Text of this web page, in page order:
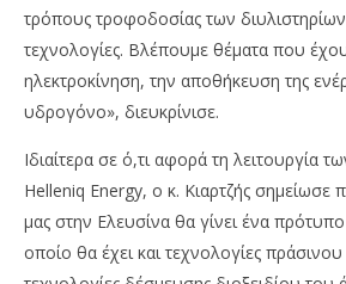
τρόπους τροφοδοσίας των
τεχνολογίες. Βλέπουμε θέματα που
ηλεκτροκίνηση, την αποθήκευση της
υδρογόνο», διευκρίνισε.
Ιδιαίτερα σε ό,τι αφορά τη λειτουργία
Helleniq Energy, ο κ. Κιαρτζής σημείωσε
μας στην Ελευσίνα θα γίνει ένα πρότυπο
οποίο θα έχει και τεχνολογίες